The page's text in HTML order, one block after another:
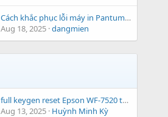
Cách khắc phục lỗi máy in Pantum BM5100ADW không nhận hộp mực, báo hết mực và lỗi No Toner
Aug 18, 2025 dangmien
full keygen reset Epson WF-7520 tạo key kinh doanh
Aug 13, 2025 Huỳnh Minh Kỳ